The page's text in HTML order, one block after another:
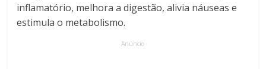
inflamatório, melhora a digestão, alivia náuseas e
estimula o metabolismo.
Anúncio